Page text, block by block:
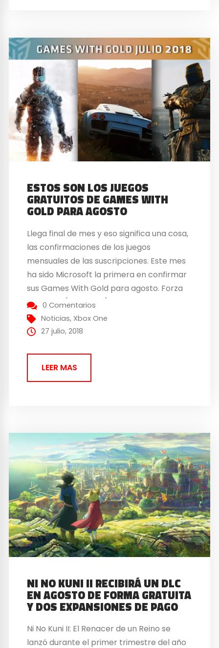
ESTOS SON LOS JUEGOS
GRATUITOS DE GAMES WITH
GOLD PARA AGOSTO
Llega final de mes y eso significa una cosa,
las confirmaciones de los juegos
mensuales de las suscripciones. Este mes
ha sido Microsoft la primera en confirmar
sus Games With Gold para agosto. Forza
Horizon 2 (Xbox One) Coches y mucha,
mucha velocidad. En Forza Horizon 2
iremos directos al sur de Europa para
0 Comentarios
Noticias, Xbox One
27 julio, 2018
LEER MAS
NI NO KUNI II RECIBIRÁ UN DLC
EN AGOSTO DE FORMA GRATUITA
Y DOS EXPANSIONES DE PAGO
Ni No Kuni II: El Renacer de un Reino se
lanzó durante el primer trimestre del año